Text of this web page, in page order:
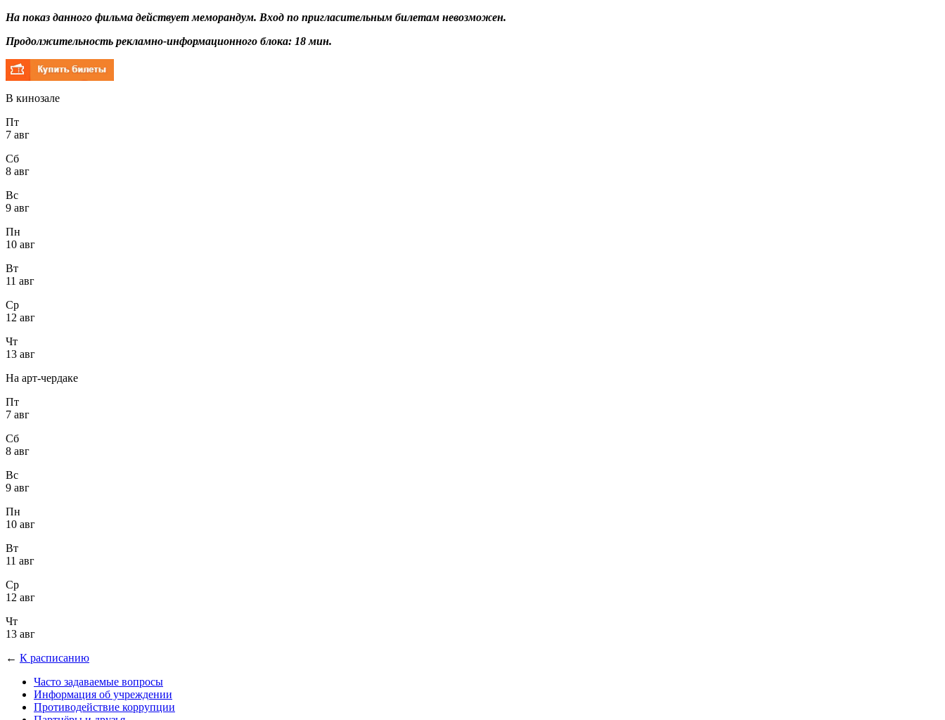
На показ данного фильма действует меморандум. Вход по пригласительным билетам невозможен.
Продолжительность рекламно-информационного блока: 18 мин.
В кинозале
Пт
7 авг
Сб
8 авг
Вс
9 авг
Пн
10 авг
Вт
11 авг
Ср
12 авг
Чт
13 авг
На арт-чердаке
Пт
7 авг
Сб
8 авг
Вс
9 авг
Пн
10 авг
Вт
11 авг
Ср
12 авг
Чт
13 авг
← К расписанию
Часто задаваемые вопросы
Информация об учреждении
Противодействие коррупции